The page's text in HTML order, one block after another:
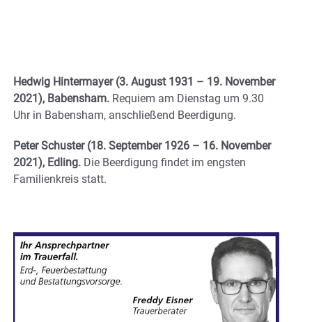
Hedwig Hintermayer (3. August 1931 – 19. November
2021), Babensham. Requiem am Dienstag um 9.30
Uhr in Babensham, anschließend Beerdigung.
Peter Schuster (18. September 1926 – 16. November
2021), Edling. Die Beerdigung findet im engsten
Familienkreis statt.